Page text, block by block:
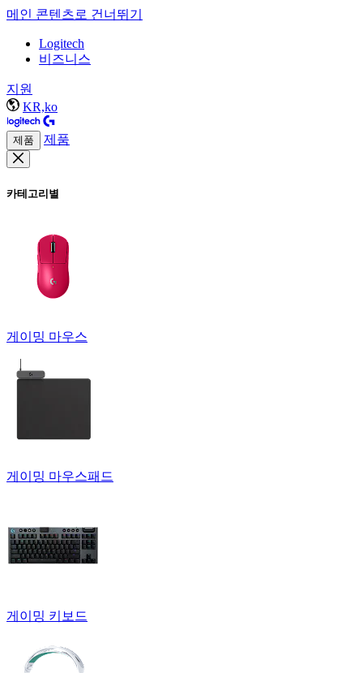
메인 콘텐츠로 건너뛰기
Logitech
비즈니스
지원
KR,ko
제품 제품
카테고리별
게이밍 마우스
게이밍 마우스패드
게이밍 키보드